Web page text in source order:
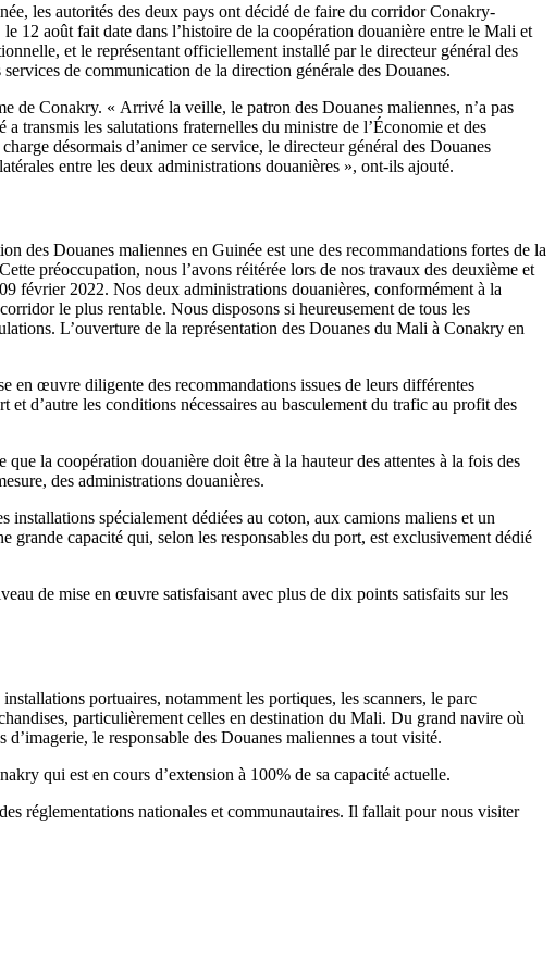
les autorités des deux pays ont décidé de faire du corridor Conakry-
12 août fait date dans l’histoire de la coopération douanière entre le Mali et
et le représentant officiellement installé par le directeur général des
de communication de la direction générale des Douanes.
de Conakry. « Arrivé la veille, le patron des Douanes maliennes, n’a pas
transmis les salutations fraternelles du ministre de l’Économie et des
désormais d’animer ce service, le directeur général des Douanes
entre les deux administrations douanières », ont-ils ajouté.
des Douanes maliennes en Guinée est une des recommandations fortes de la
préoccupation, nous l’avons réitérée lors de nos travaux des deuxième et
février 2022. Nos deux administrations douanières, conformément à la
le plus rentable. Nous disposons si heureusement de tous les
L’ouverture de la représentation des Douanes du Mali à Conakry en
en œuvre diligente des recommandations issues de leurs différentes
d’autre les conditions nécessaires au basculement du trafic au profit des
la coopération douanière doit être à la hauteur des attentes à la fois des
des administrations douanières.
spécialement dédiées au coton, aux camions maliens et un
capacité qui, selon les responsables du port, est exclusivement dédié
de mise en œuvre satisfaisant avec plus de dix points satisfaits sur les
portuaires, notamment les portiques, les scanners, le parc
particulièrement celles en destination du Mali. Du grand navire où
le responsable des Douanes maliennes a tout visité.
qui est en cours d’extension à 100% de sa capacité actuelle.
réglementations nationales et communautaires. Il fallait pour nous visiter